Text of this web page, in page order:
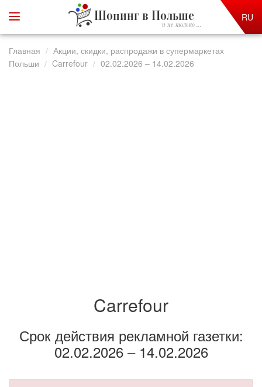
Шопинг в Польше
и не только ...
RU
Главная
Акции, скидки, распродажи в супермаркетах
Польши
Carrefour 02.02.2026 – 14.02.2026
Carrefour
Срок действия рекламной газетки:
02.02.2026 – 14.02.2026